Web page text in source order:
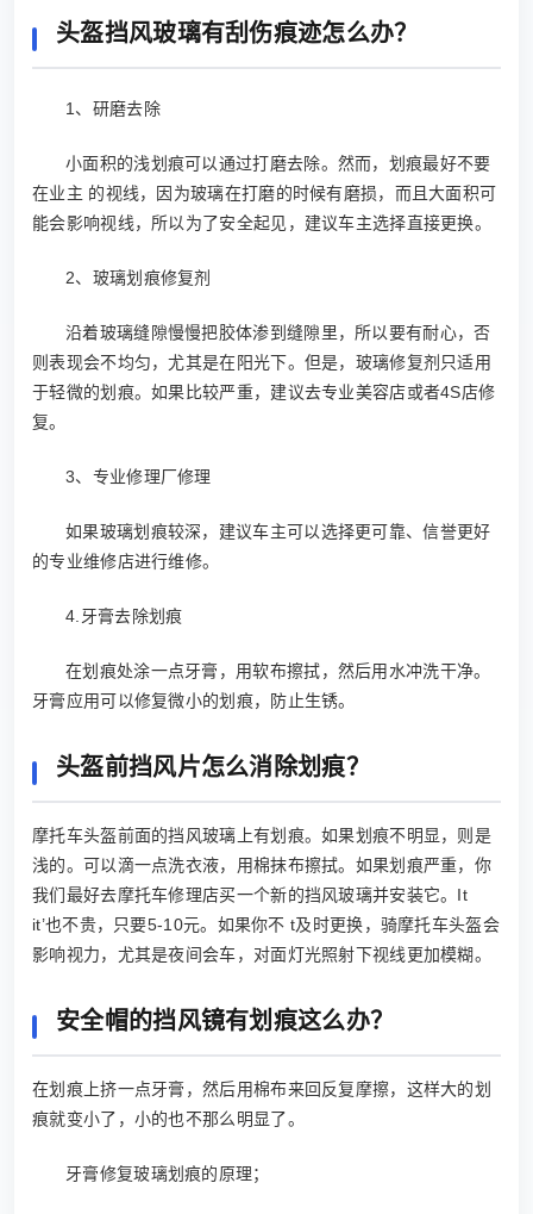
头盔挡风玻璃有刮伤痕迹怎么办？
1、研磨去除
小面积的浅划痕可以通过打磨去除。然而，划痕最好不要
在业主 的视线，因为玻璃在打磨的时候有磨损，而且大面积可
能会影响视线，所以为了安全起见，建议车主选择直接更换。
2、玻璃划痕修复剂
沿着玻璃缝隙慢慢把胶体渗到缝隙里，所以要有耐心，否
则表现会不均匀，尤其是在阳光下。但是，玻璃修复剂只适用
于轻微的划痕。如果比较严重，建议去专业美容店或者4S店修
复。
3、专业修理厂修理
如果玻璃划痕较深，建议车主可以选择更可靠、信誉更好
的专业维修店进行维修。
4.牙膏去除划痕
在划痕处涂一点牙膏，用软布擦拭，然后用水冲洗干净。
牙膏应用可以修复微小的划痕，防止生锈。
头盔前挡风片怎么消除划痕？
摩托车头盔前面的挡风玻璃上有划痕。如果划痕不明显，则是
浅的。可以滴一点洗衣液，用棉抹布擦拭。如果划痕严重，你
我们最好去摩托车修理店买一个新的挡风玻璃并安装它。It
it’也不贵，只要5-10元。如果你不 t及时更换，骑摩托车头盔会
影响视力，尤其是夜间会车，对面灯光照射下视线更加模糊。
安全帽的挡风镜有划痕这么办？
在划痕上挤一点牙膏，然后用棉布来回反复摩擦，这样大的划
痕就变小了，小的也不那么明显了。
牙膏修复玻璃划痕的原理；